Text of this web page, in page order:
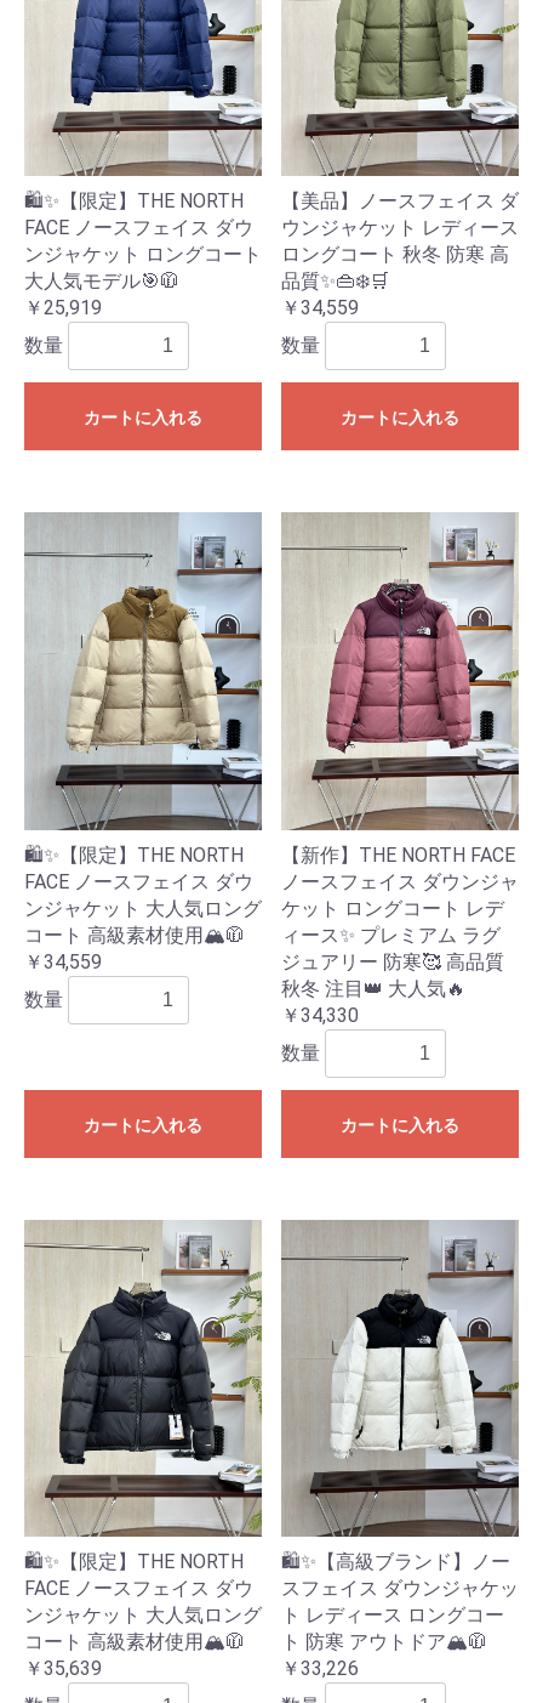
🛍️✨【限定】THE NORTH
FACE ノースフェイス ダウ
ンジャケット ロングコート
大人気モデル🎯🧥
￥25,919
数量
カートに入れる
【美品】ノースフェイス ダ
ウンジャケット レディース
ロングコート 秋冬 防寒 高
品質✨👜❄️🛒
￥34,559
数量
カートに入れる
🛍️✨【限定】THE NORTH
FACE ノースフェイス ダウ
ンジャケット 大人気ロング
コート 高級素材使用🏔️🧥
￥34,559
数量
カートに入れる
【新作】THE NORTH FACE
ノースフェイス ダウンジャ
ケット ロングコート レデ
ィース✨ プレミアム ラグ
ジュアリー 防寒🥰 高品質
秋冬 注目👑 大人気🔥
￥34,330
数量
カートに入れる
🛍️✨【限定】THE NORTH
FACE ノースフェイス ダウ
ンジャケット 大人気ロング
コート 高級素材使用🏔️🧥
￥35,639
🛍️✨【高級ブランド】ノー
スフェイス ダウンジャケッ
ト レディース ロングコー
ト 防寒 アウトドア🏔️🧥
￥33,226